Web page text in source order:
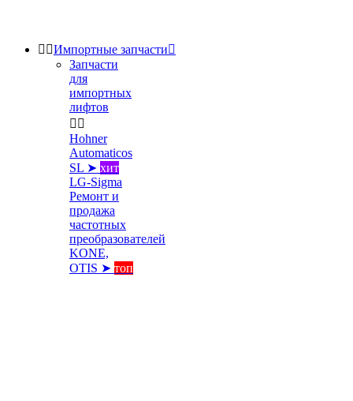
 Импортные запчасти
Запчасти
для
импортных
лифтов
 
Hohner
Automaticos
SL ➤ хит
LG-Sigma
Ремонт и
продажа
частотных
преобразователей
KONE,
OTIS ➤ топ